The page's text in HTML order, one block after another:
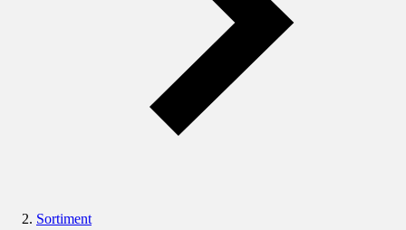
Sortiment